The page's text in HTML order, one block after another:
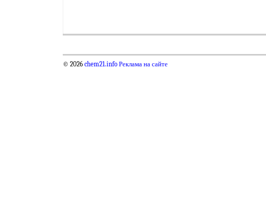
© 2026 chem21.info Реклама на сайте